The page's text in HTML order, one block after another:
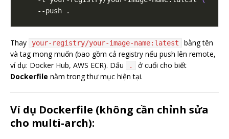
Thay your-registry/your-image-name:latest
bằng tên
và tag mong muốn (bao gồm cả registry nếu push lên remote,
ví dụ: Docker Hub, AWS ECR). Dấu
.
ở cuối cho biết
Dockerfile nằm trong thư mục hiện tại.
Ví dụ Dockerfile (không cần chỉnh sửa
cho multi-arch):